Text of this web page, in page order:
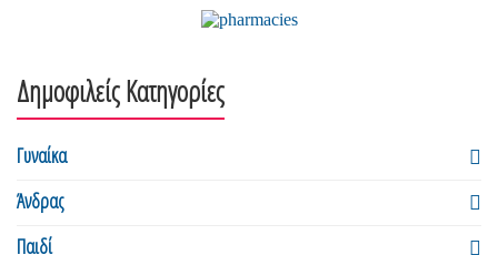
Δημοφιλείς Κατηγορίες
Γυναίκα
Άνδρας
Παιδί